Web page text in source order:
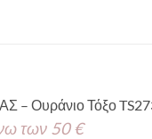
Ουράνιο Τόξο
των 50 €